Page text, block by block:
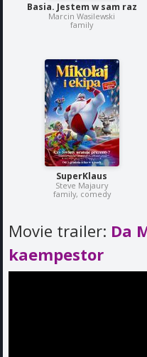
Basia. Jestem w sam raz
Marcin Wasilewski
family
SuperKlaus
Steve Majaury
family, comedy
Movie trailer: Da
kaempestor